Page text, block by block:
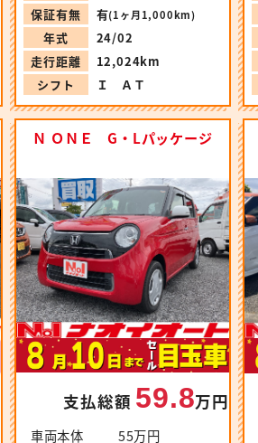
保証有無
有(1ヶ月1,000km)
年式
24/02
走行距離
12,024km
シフト
Ｉ ＡＴ
Ｎ ＯＮＥ G・Lパッケージ
支払総額 59.8万円
車両本体 55万円